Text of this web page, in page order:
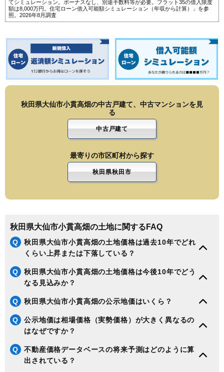
てシミュレーション。ボーナスなし、別途手数料等が必要。フラット35の借入限度
額は8,000万円。 住宅ローン借入可能額シミュレーション（年収から計算）
」を参
照。2026年8月調査
秋田県大仙市小貫高畑の中古戸建て、中古マンションを見
る
中古戸建て
最寄りの市区町村から探す
秋田県秋田市
秋田県大仙市小貫高畑の土地に関するFAQ
Q
秋田県大仙市小貫高畑の土地価格は過去10年でどれ
くらい上昇または下落している？
Q
秋田県大仙市小貫高畑の土地価格は今後10年でどう
なる見込みか？
Q 秋田県大仙市小貫高畑の公示地価はいくら？
Q
公示地価は相場価格（実勢価格）が大きく異なるの
はなぜですか？
Q
不動産価格データベースの将来予測はどのように算
出されている？